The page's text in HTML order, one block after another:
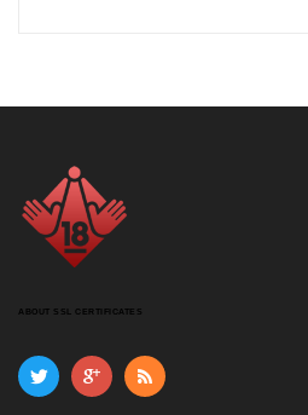
ABOUT SSL CERTIFICATES